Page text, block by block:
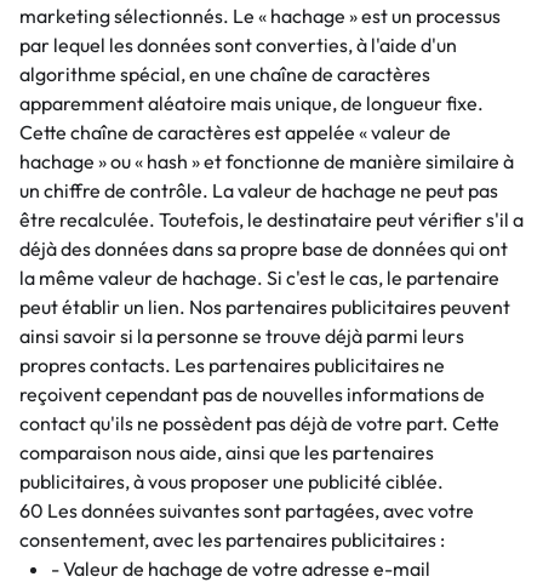
marketing sélectionnés. Le « hachage » est un processus
par lequel les données sont converties, à l'aide d'un
algorithme spécial, en une chaîne de caractères
apparemment aléatoire mais unique, de longueur fixe.
Cette chaîne de caractères est appelée « valeur de
hachage » ou « hash » et fonctionne de manière similaire à
un chiffre de contrôle. La valeur de hachage ne peut pas
être recalculée. Toutefois, le destinataire peut vérifier s'il a
déjà des données dans sa propre base de données qui ont
la même valeur de hachage. Si c'est le cas, le partenaire
peut établir un lien. Nos partenaires publicitaires peuvent
ainsi savoir si la personne se trouve déjà parmi leurs
propres contacts. Les partenaires publicitaires ne
reçoivent cependant pas de nouvelles informations de
contact qu'ils ne possèdent pas déjà de votre part. Cette
comparaison nous aide, ainsi que les partenaires
publicitaires, à vous proposer une publicité ciblée.
60 Les données suivantes sont partagées, avec votre
consentement, avec les partenaires publicitaires :
- Valeur de hachage de votre adresse e-mail